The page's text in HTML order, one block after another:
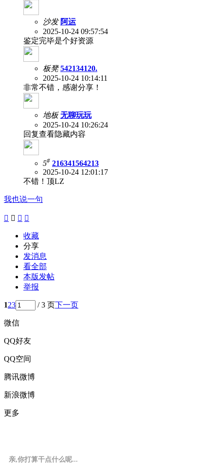
沙发 阿运
2025-10-24 09:57:54
鉴定完毕是个好资源
板凳 542134120.
2025-10-24 10:14:11
非常不错，感谢分享！
地板 无聊玩玩
2025-10-24 10:26:24
回复查看隐藏内容
5# 216341564213
2025-10-24 12:01:17
不错！顶LZ
我也说一句
   
收藏
分享
发消息
看全部
本版发帖
举报
123 / 3 页下一页
微信
QQ好友
QQ空间
腾讯微博
新浪微博
更多
亲,你打算干点什么呢...